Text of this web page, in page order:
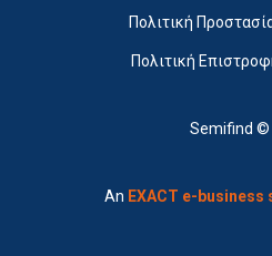
Πολιτική
Πολιτική
Semifind ©
An EXACT e-